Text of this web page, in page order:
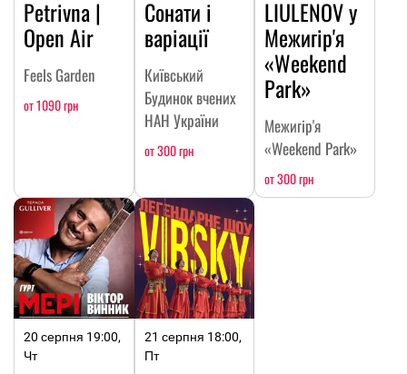
Petrivna |
Open Air
Feels Garden
от 1090 грн
Сонати і
варіації
Київський
Будинок вчених
НАН України
от 300 грн
LIULENOV у
Межигір'я
«Weekend
Park»
Межигір'я
«Weekend Park»
от 300 грн
20 серпня 19:00,
Чт
21 серпня 18:00,
Пт